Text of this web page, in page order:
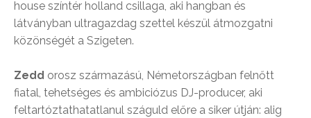
house színtér holland csillaga, aki hangban és
látványban ultragazdag szettel készül átmozgatni
közönségét a Szigeten.
Zedd orosz származású, Németországban felnőtt
fiatal, tehetséges és ambiciózus DJ-producer, aki
feltartóztathatatlanul száguld előre a siker útján: alig